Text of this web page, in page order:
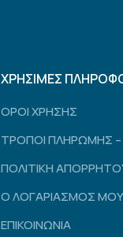
ΧΡΗΣΙΜΕΣ
ΟΡΟΙ ΧΡΗΣΗΣ
ΤΡΟΠΟΙ ΠΛΗΡΩΜΗΣ
ΠΟΛΙΤΙΚΗ
Ο ΛΟΓΑΡΙΑΣΜΟΣ ΜΟΥ
ΕΠΙΚΟΙΝΩΝΙΑ